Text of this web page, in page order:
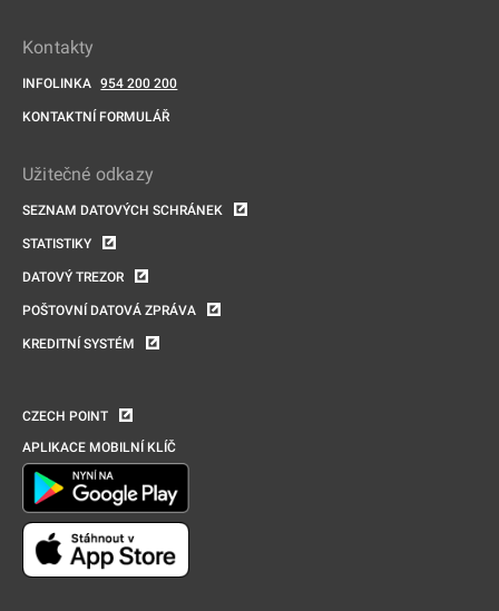
Kontakty
INFOLINKA 954 200 200
KONTAKTNÍ FORMULÁŘ
Užitečné odkazy
SEZNAM DATOVÝCH SCHRÁNEK
STATISTIKY
DATOVÝ TREZOR
POŠTOVNÍ DATOVÁ ZPRÁVA
KREDITNÍ SYSTÉM
CZECH POINT
APLIKACE MOBILNÍ KLÍČ